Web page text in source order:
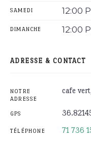
SAMEDI 12:00
DIMANCHE 12:00
ADRESSE & CONTACT
NOTRE
ADRESSE
cafe
GPS
TÉLÉPHONE 71 736